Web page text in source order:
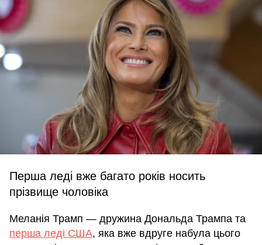
Перша леді вже багато років носить
прізвище чоловіка
Меланія Трамп — дружина Дональда Трампа та
перша леді США, яка вже вдруге набула цього